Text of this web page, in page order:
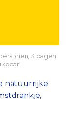
3 dagen
natuurrijke